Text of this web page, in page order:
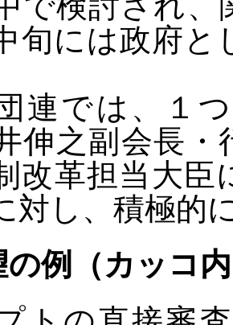
旬には政府と
連では、１
伸之副会長・
改革担当大臣
対し、積極的
の例（カッコ